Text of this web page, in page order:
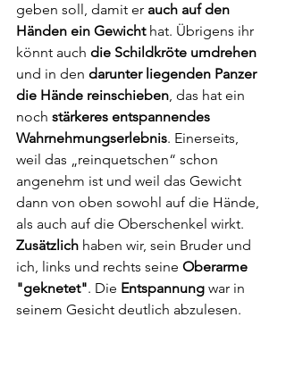
geben soll, damit er auch auf den
Händen ein Gewicht hat. Übrigens ihr
könnt auch die Schildkröte umdrehen
und in den darunter liegenden Panzer
die Hände reinschieben, das hat ein
noch stärkeres entspannendes
Wahrnehmungserlebnis. Einerseits,
weil das „reinquetschen“ schon
angenehm ist und weil das Gewicht
dann von oben sowohl auf die Hände,
als auch auf die Oberschenkel wirkt.
Zusätzlich haben wir, sein Bruder und
ich, links und rechts seine Oberarme
"geknetet". Die Entspannung war in
seinem Gesicht deutlich abzulesen.